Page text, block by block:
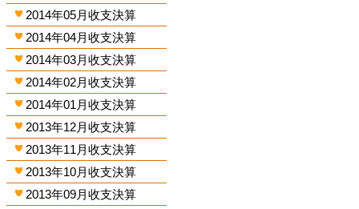
2014年05月收支決算
2014年04月收支決算
2014年03月收支決算
2014年02月收支決算
2014年01月收支決算
2013年12月收支決算
2013年11月收支決算
2013年10月收支決算
2013年09月收支決算